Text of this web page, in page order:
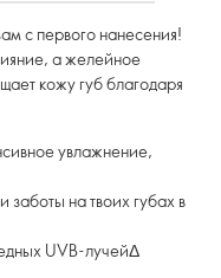
с первого нанесения!
а желейное
кожу губ благодаря
увлажнение,
на твоих губах в
UVB-лучейΔ